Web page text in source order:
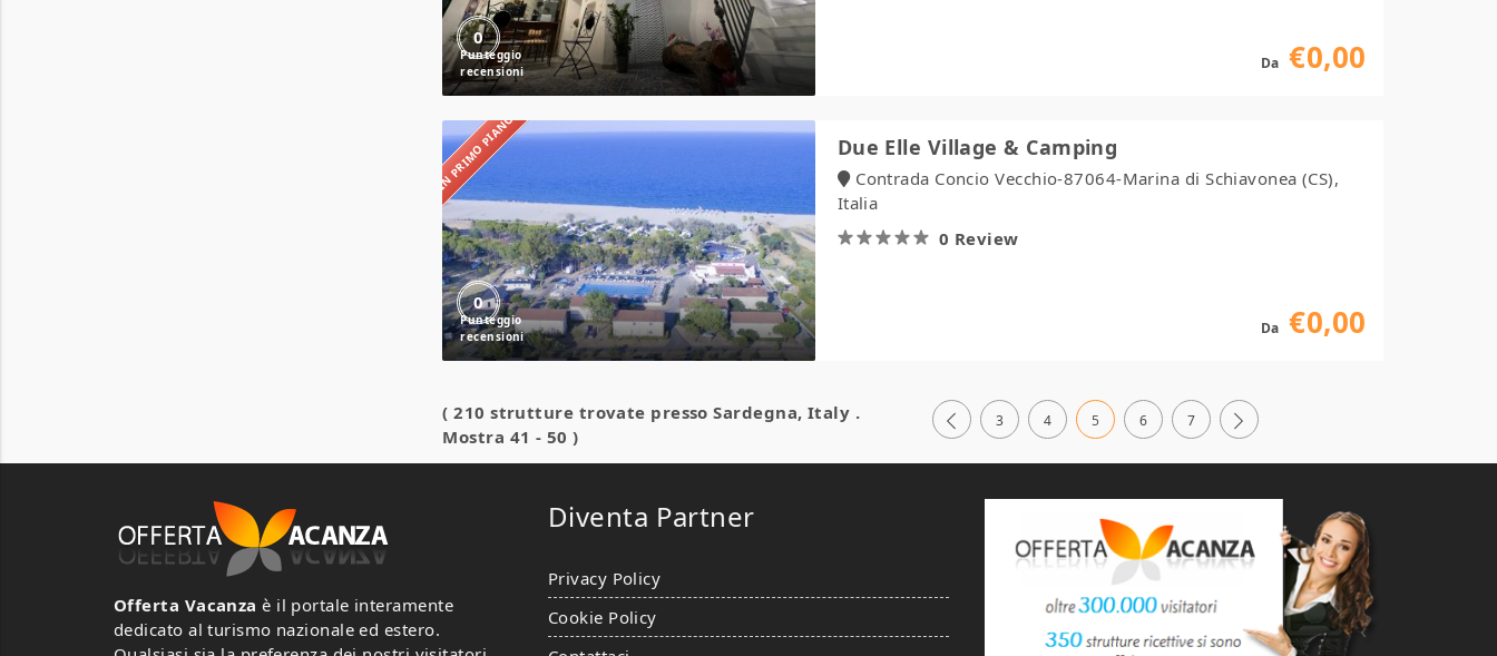
0
Da €0,00
IN PRIMO PIANO
0
Due
&
Camping
Due Elle Village & Camping
Contrada Concio Vecchio-87064-Marina di Schiavonea (CS),
Italia
0 Review
Da €0,00
( 210 strutture trovate pressoSardegna, Italy .
Mostra 41 - 50 )
3 4 5 6 7
Offerta Vacanza è il portale interamente
dedicato al turismo nazionale ed estero.
Diventa Partner
Privacy Policy
Cookie Policy